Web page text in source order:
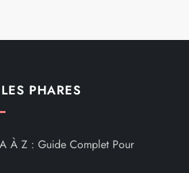
PHARES
À Z : Guide Complet Pour